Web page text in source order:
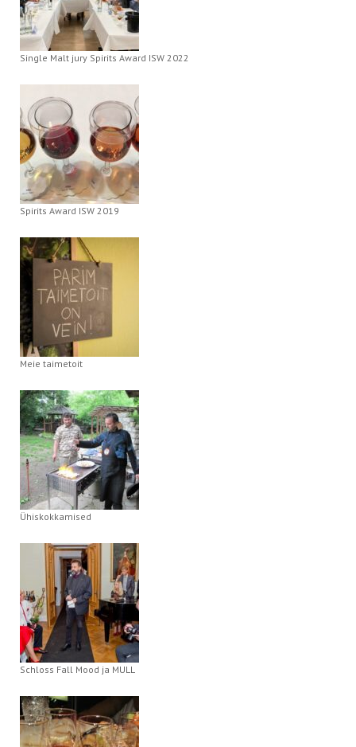
Single Malt jury Spirits Award ISW 2022
Spirits Award ISW 2019
Meie taimetoit
Ühiskokkamised
Schloss Fall Mood ja MULL